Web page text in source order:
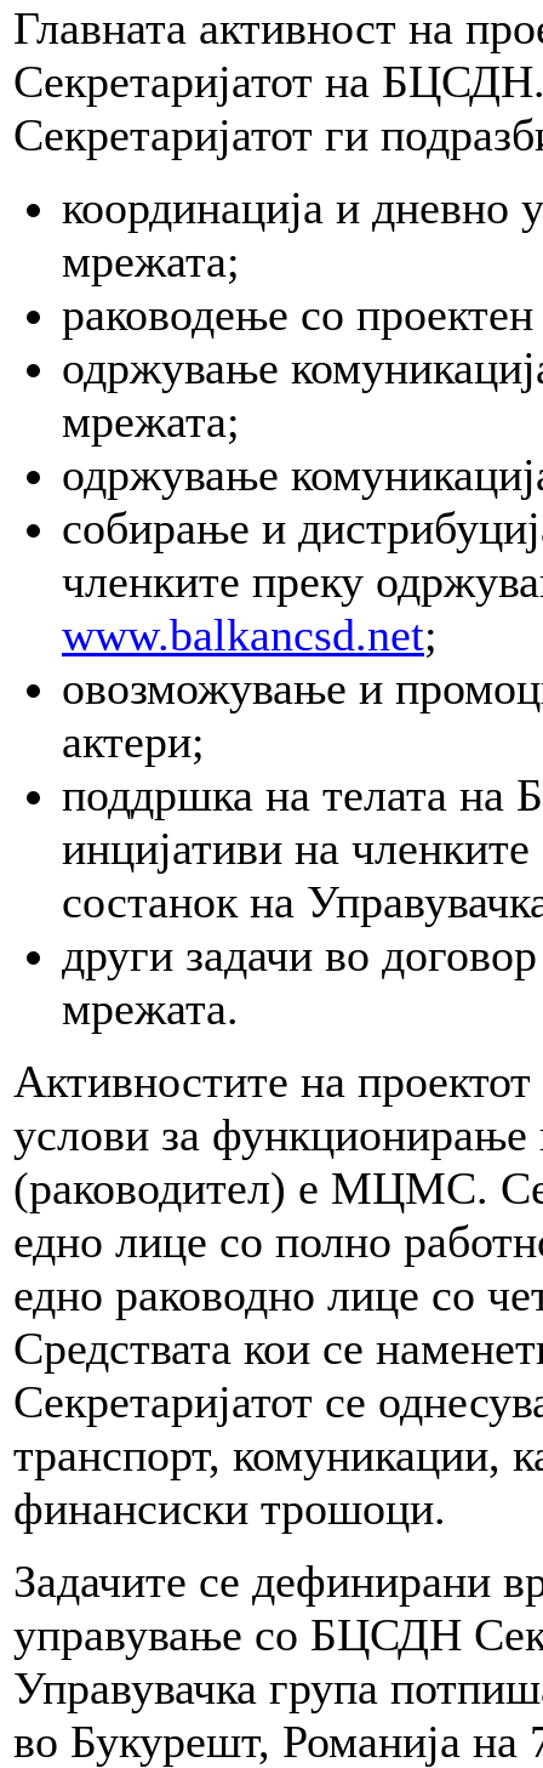
Главната активност на
Секретаријатот на
Секретаријатот ги
координација и дневно
мрежата;
раководење со
одржување
мрежата;
одржување
собирање и
членките преку
www.balkancsd.net;
овозможување и
актери;
поддршка на телата на
инцијативи на
состанок на
други задачи во
мрежата.
Активностите на
услови за функционирање
(раководител) е МЦМС.
едно лице со полно
едно раководно лице со
Средствата кои се
Секретаријатот се
транспорт, комуникации,
финансиски трошоци.
Задачите се дефинирани
управување со БЦСДН
Управувачка група
во Букурешт, Романија на